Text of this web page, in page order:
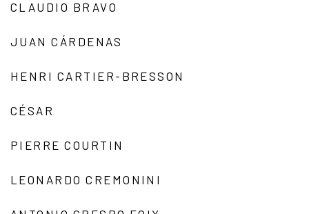
CLAUDIO BRAVO
JUAN CÁRDENAS
HENRI CARTIER-BRESSON
CÉSAR
PIERRE COURTIN
LEONARDO CREMONINI